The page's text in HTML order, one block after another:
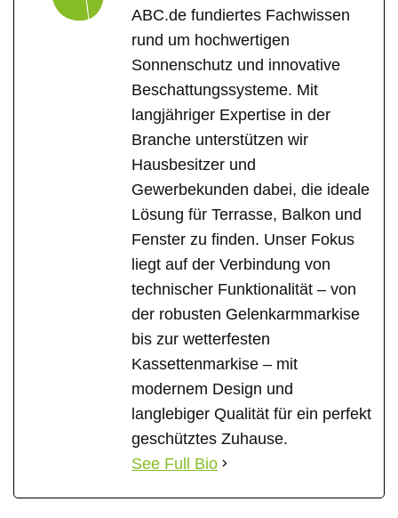
ABC.de fundiertes Fachwissen
rund um hochwertigen
Sonnenschutz und innovative
Beschattungssysteme. Mit
langjähriger Expertise in der
Branche unterstützen wir
Hausbesitzer und
Gewerbekunden dabei, die ideale
Lösung für Terrasse, Balkon und
Fenster zu finden. Unser Fokus
liegt auf der Verbindung von
technischer Funktionalität – von
der robusten Gelenkarmmarkise
bis zur wetterfesten
Kassettenmarkise – mit
modernem Design und
langlebiger Qualität für ein perfekt
geschütztes Zuhause.
See Full Bio